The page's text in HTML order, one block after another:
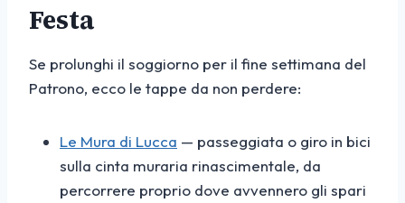
Festa
Se prolunghi il soggiorno per il fine settimana del
Patrono, ecco le tappe da non perdere:
Le Mura di Lucca — passeggiata o giro in bici
sulla cinta muraria rinascimentale, da
percorrere proprio dove avvennero gli spari